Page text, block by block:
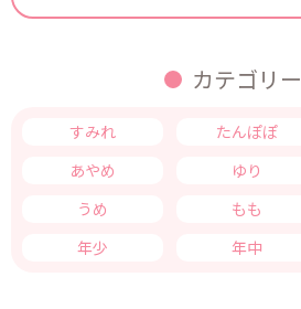
カテゴリー
すみれ たんぽぽ
あやめ
ゆり
うめ
もも
年少
年中